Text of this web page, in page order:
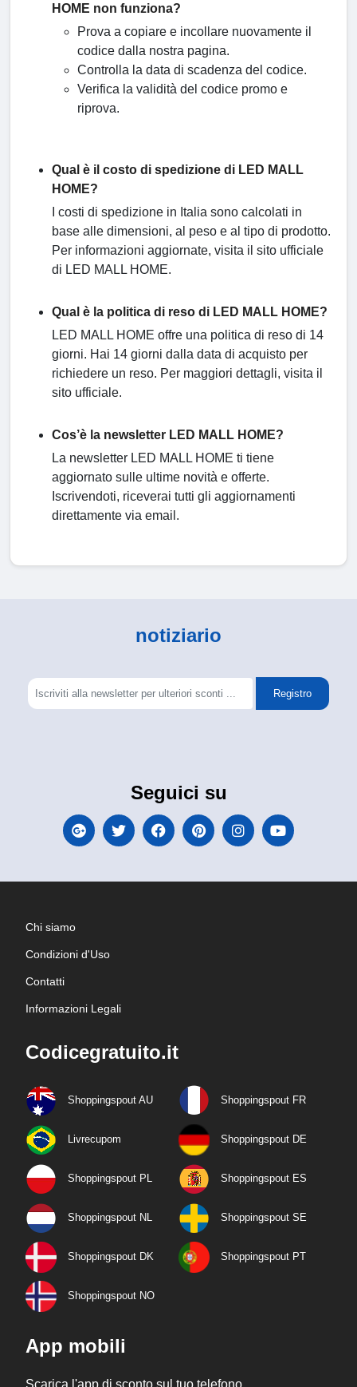
HOME non funziona?
Prova a copiare e incollare nuovamente il
codice dalla nostra pagina.
Controlla la data di scadenza del codice.
Verifica la validità del codice promo e
riprova.
Qual è il costo di spedizione di LED MALL
HOME?
I costi di spedizione in Italia sono calcolati in
base alle dimensioni, al peso e al tipo di prodotto.
Per informazioni aggiornate, visita il sito ufficiale
di LED MALL HOME.
Qual è la politica di reso di LED MALL HOME?
LED MALL HOME offre una politica di reso di 14
giorni. Hai 14 giorni dalla data di acquisto per
richiedere un reso. Per maggiori dettagli, visita il
sito ufficiale.
Cos’è la newsletter LED MALL HOME?
La newsletter LED MALL HOME ti tiene
aggiornato sulle ultime novità e offerte.
Iscrivendoti, riceverai tutti gli aggiornamenti
direttamente via email.
notiziario
Registro
Seguici su
Chi siamo
Condizioni d'Uso
Contatti
Informazioni Legali
Codicegratuito.it
Shoppingspout AU Shoppingspout FR
Livrecupom Shoppingspout DE
Shoppingspout PL Shoppingspout ES
Shoppingspout NL Shoppingspout SE
Shoppingspout DK Shoppingspout PT
Shoppingspout NO
App mobili
Scarica l'app di sconto sul tuo telefono